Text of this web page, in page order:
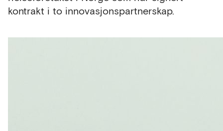
kontrakt i to innovasjonspartnerskap.